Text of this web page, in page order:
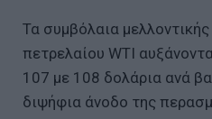
Τα συμβόλαια
πετρελαίου WTI
107 με 108 δολάρια ανά
διψήφια άνοδο της